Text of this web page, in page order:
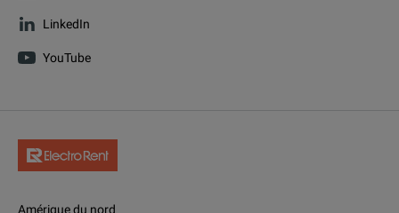
LinkedIn
YouTube
Amérique du nord